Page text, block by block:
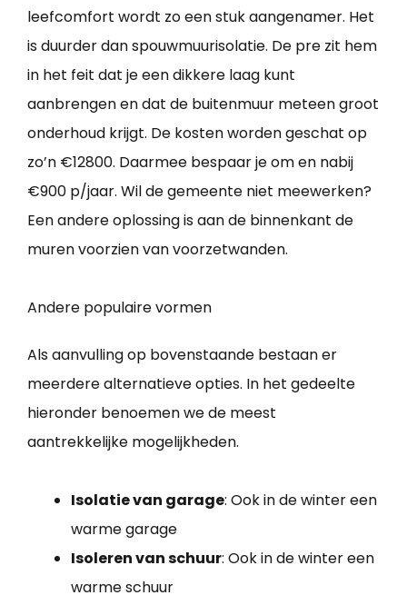
leefcomfort wordt zo een stuk aangenamer. Het
is duurder dan spouwmuurisolatie. De pre zit hem
in het feit dat je een dikkere laag kunt
aanbrengen en dat de buitenmuur meteen groot
onderhoud krijgt. De kosten worden geschat op
zo’n €12800. Daarmee bespaar je om en nabij
€900 p/jaar. Wil de gemeente niet meewerken?
Een andere oplossing is aan de binnenkant de
muren voorzien van voorzetwanden.
Andere populaire vormen
Als aanvulling op bovenstaande bestaan er
meerdere alternatieve opties. In het gedeelte
hieronder benoemen we de meest
aantrekkelijke mogelijkheden.
Isolatie van garage: Ook in de winter een
warme garage
Isoleren van schuur: Ook in de winter een
warme schuur